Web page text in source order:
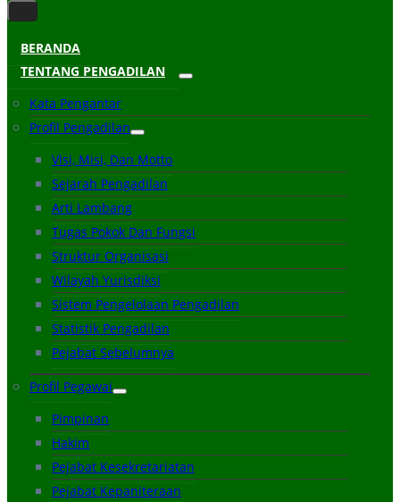
BERANDA
TENTANG PENGADILAN
Kata Pengantar
Profil Pengadilan
Visi, Misi, Dan Motto
Sejarah Pengadilan
Arti Lambang
Tugas Pokok Dan Fungsi
Struktur Organisasi
Wilayah Yurisdiksi
Sistem Pengelolaan Pengadilan
Statistik Pengadilan
Pejabat Sebelumnya
Profil Pegawai
Pimpinan
Hakim
Pejabat Kesekretariatan
Pejabat Kepaniteraan